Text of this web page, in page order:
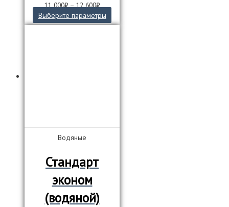
11 000₽–12 600₽
Выберите параметры
товар
Водяные
Стандарт
эконом
(водяной)